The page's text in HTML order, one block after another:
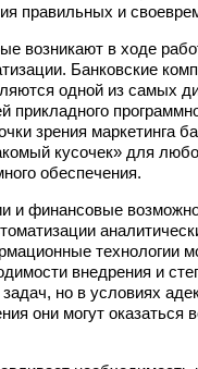
правильных и
возникают в ходе
Банковские
одной из самых
прикладного
зрения маркетинга
кусочек» для
обеспечения.
и финансовые
технологии
внедрения и
но в условиях
они могут оказаться